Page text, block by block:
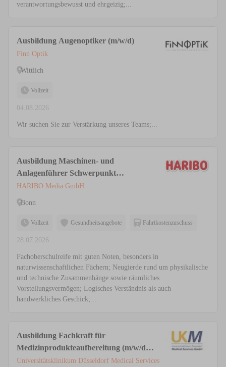
verantwortungsbewusst und ehrgeizig;...
Ausbildung Augenoptiker (m/w/d)
Finn Optik
Wittlich
Vollzeit
04.08.2026
Wir suchen Sie zur Verstärkung unseres Teams;...
Ausbildung Maschinen- und
Anlagenführer Schwerpunkt
Lebensmitteltechnik (m/w/d)
HARIBO Media GmbH
Bonn
Vollzeit Gesundheitsangebote Fahrtkostenzuschuss
28.07.2026
Fachoberschulreife mit guten Noten, besonders in
naturwissenschaftlichen Fächern; Neugierde rund um physikalische
und technische Zusammenhänge sowie räumliches
Vorstellungsvermögen; Logisches Verständnis als auch
handwerkliches Geschick;...
Ausbildung Fachkraft für
Medizinprodukteaufbereitung (m/w/d)
in der AEMP / ZSVA
Universitätsklinikum Düsseldorf Medical Services